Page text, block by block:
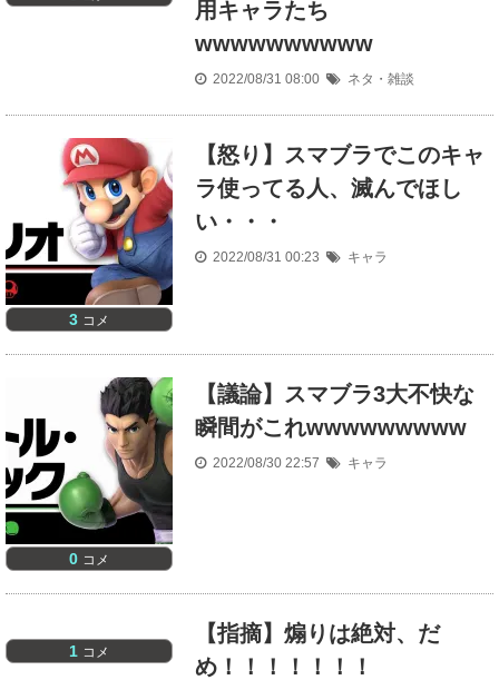
用キャラたち
wwwwwwwwww
2022/08/31 08:00 ネタ・雑談
3 コメ
【怒り】スマブラでこのキャ
ラ使ってる人、滅んでほし
い・・・
2022/08/31 00:23 キャラ
0 コメ
【議論】スマブラ3大不快な
瞬間がこれwwwwwwwww
2022/08/30 22:57 キャラ
1 コメ
【指摘】煽りは絶対、だ
め！！！！！！！